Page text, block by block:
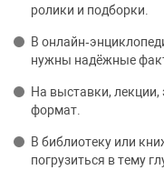
ролики и подборки.
В
нужны надёжные
На выставки,
формат.
В библиотеку или
погрузиться в тему